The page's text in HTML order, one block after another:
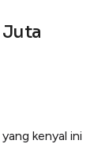
Juta
kenyal ini